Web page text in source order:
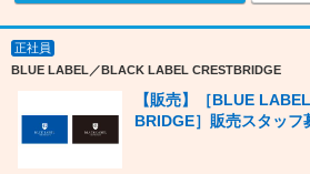
正社員
BLUE LABEL／BLACK LABEL CRESTBRIDGE
【販売】［BLUE
BRIDGE］販売スタッフ